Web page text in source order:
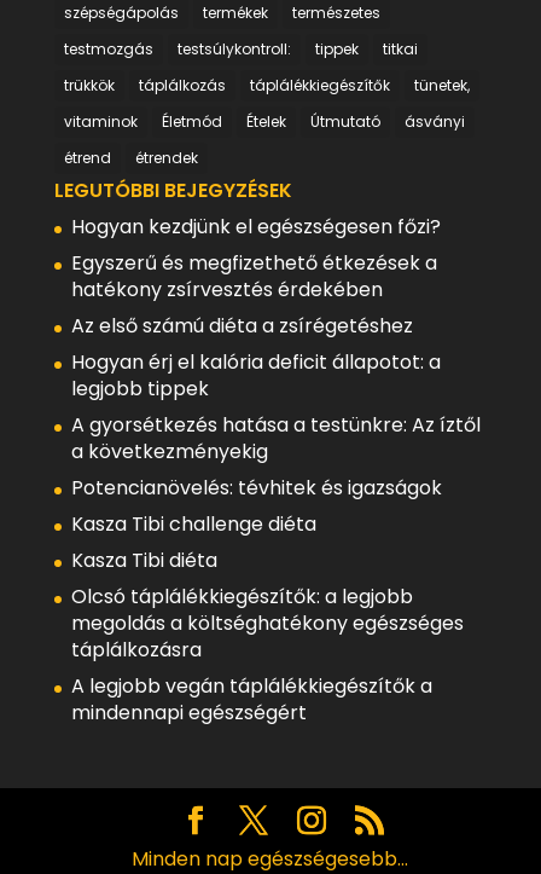
szépségápolás
termékek
természetes
testmozgás
testsúlykontroll: tippek
titkai
trükkök
táplálkozás táplálékkiegészítők
tünetek,
vitaminok
Életmód Ételek Útmutató
ásványi
étrend
étrendek
LEGUTÓBBI BEJEGYZÉSEK
Hogyan kezdjünk el egészségesen főzi?
Egyszerű és megfizethető étkezések a
hatékony zsírvesztés érdekében
Az első számú diéta a zsírégetéshez
Hogyan érj el kalória deficit állapotot: a
legjobb tippek
A gyorsétkezés hatása a testünkre: Az íztől
a következményekig
Potencianövelés: tévhitek és igazságok
Kasza Tibi challenge diéta
Kasza Tibi diéta
Olcsó táplálékkiegészítők: a legjobb
megoldás a költséghatékony egészséges
táplálkozásra
A legjobb vegán táplálékkiegészítők a
mindennapi egészségért
Minden nap egészségesebb...